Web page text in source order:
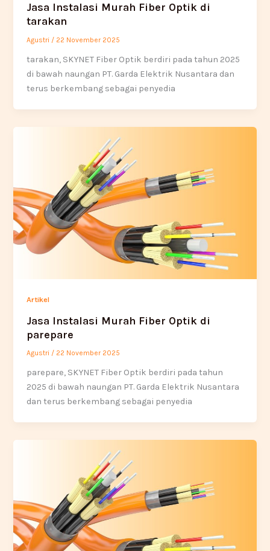
Jasa Instalasi Murah Fiber Optik di
tarakan
Agustri / 22 November 2025
tarakan, SKYNET Fiber Optik berdiri pada tahun 2025
di bawah naungan PT. Garda Elektrik Nusantara dan
terus berkembang sebagai penyedia
Artikel
Jasa Instalasi Murah Fiber Optik di
parepare
Agustri / 22 November 2025
parepare, SKYNET Fiber Optik berdiri pada tahun
2025 di bawah naungan PT. Garda Elektrik Nusantara
dan terus berkembang sebagai penyedia